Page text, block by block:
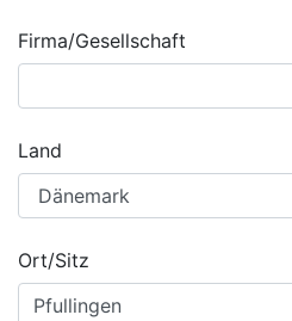
Firma/Gesellschaft
Land
Ort/Sitz